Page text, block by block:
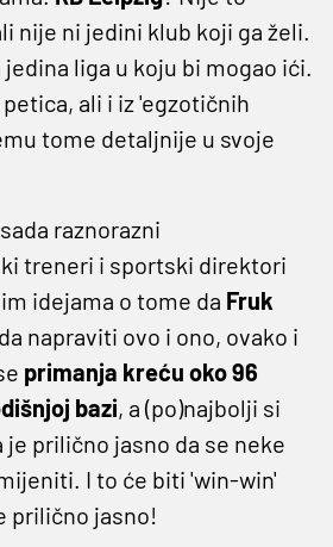
nije ni jedini klub koji ga želi.
liga u koju bi mogao ići.
ali i iz 'egzotičnih
tome detaljnije u svoje
raznorazni
treneri i sportski direktori
idejama o tome da Fruk
napraviti ovo i ono, ovako i
primanja kreću oko 96
bazi, a (po)najbolji si
je prilično jasno da se neke
I to će biti 'win-win'
prilično jasno!